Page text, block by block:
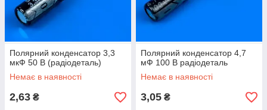
Полярний конденсатор 3,3
мкФ 50 В (радіодеталь)
Немає в наявності
2,63 ₴
Полярний конденсатор 4,7
мФ 100 В радіодеталь
Немає в наявності
3,05 ₴